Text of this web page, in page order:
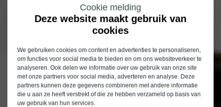
Cookie melding
Deze website maakt gebruik van
cookies
We gebruiken cookies om content en advertenties te personaliseren,
om functies voor social media te bieden en om ons websiteverkeer te
analyseren. Ook delen we informatie over uw gebruik van onze site
met onze partners voor social media, adverteren en analyse. Deze
partners kunnen deze gegevens combineren met andere informatie
die u aan ze heeft verstrekt of die ze hebben verzameld op basis van
uw gebruik van hun services.
Schrijf je in voor de nieuwsbrief van
Nieuwenhuijse
E-mailadres